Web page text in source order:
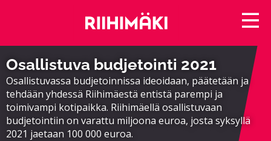
Osallistuva budjetointi 2021
Osallistuvassa budjetoinnissa ideoidaan, päätetään ja
tehdään yhdessä Riihimäestä entistä parempi ja
toimivampi kotipaikka. Riihimäellä osallistuvaan
budjetointiin on varattu miljoona euroa, josta syksyllä
2021 jaetaan 100 000 euroa.